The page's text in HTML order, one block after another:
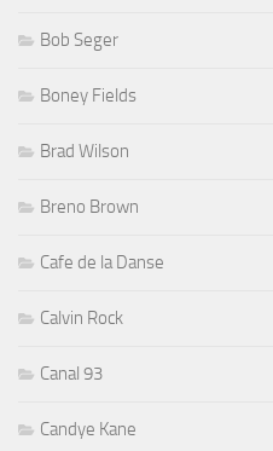
Bob Seger
Boney Fields
Brad Wilson
Breno Brown
Cafe de la Danse
Calvin Rock
Canal 93
Candye Kane